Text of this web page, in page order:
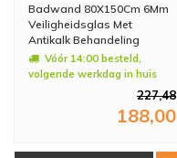
Badwand 80X150Cm 6Mm
Veiligheidsglas Met
Antikalk Behandeling
Vóór 14:00 besteld,
volgende werkdag in huis
227,48
188,00